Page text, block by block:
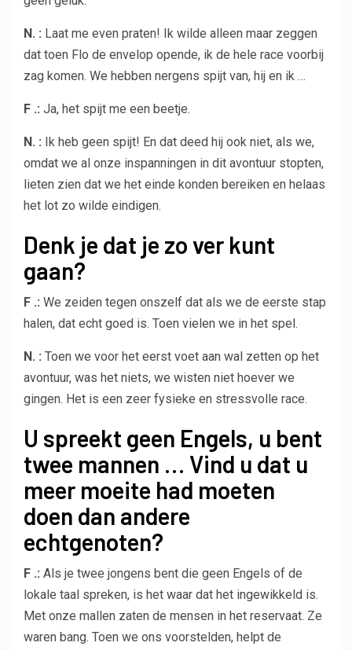
N. : Laat me even praten! Ik wilde alleen maar zeggen
dat toen Flo de envelop opende, ik de hele race voorbij
zag komen. We hebben nergens spijt van, hij en ik …
F .: Ja, het spijt me een beetje.
N. :
Ik heb geen spijt! En dat deed hij ook niet, als we,
omdat we al onze inspanningen in dit avontuur stopten,
lieten zien dat we het einde konden bereiken en helaas
het lot zo wilde eindigen.
Denk je dat je zo ver kunt
gaan?
F .: We zeiden tegen onszelf dat als we de eerste stap
halen, dat echt goed is. Toen vielen we in het spel.
N. : Toen we voor het eerst voet aan wal zetten op het
avontuur, was het niets, we wisten niet hoever we
gingen. Het is een zeer fysieke en stressvolle race.
U spreekt geen Engels, u bent
twee mannen … Vind u dat u
meer moeite had moeten
doen dan andere
echtgenoten?
F .: Als je twee jongens bent die geen Engels of de
lokale taal spreken, is het waar dat het ingewikkeld is.
Met onze mallen zaten de mensen in het reservaat. Ze
waren bang. Toen we ons voorstelden, helpt de